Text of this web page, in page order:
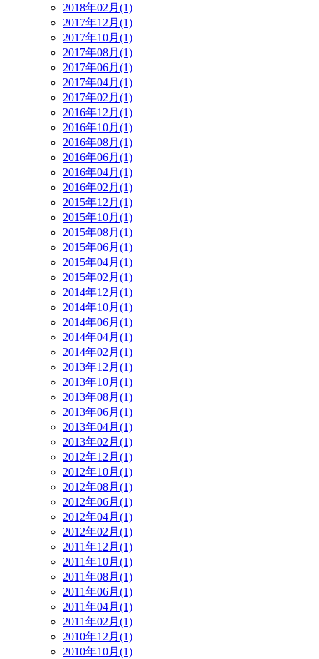
2018年02月(1)
2017年12月(1)
2017年10月(1)
2017年08月(1)
2017年06月(1)
2017年04月(1)
2017年02月(1)
2016年12月(1)
2016年10月(1)
2016年08月(1)
2016年06月(1)
2016年04月(1)
2016年02月(1)
2015年12月(1)
2015年10月(1)
2015年08月(1)
2015年06月(1)
2015年04月(1)
2015年02月(1)
2014年12月(1)
2014年10月(1)
2014年06月(1)
2014年04月(1)
2014年02月(1)
2013年12月(1)
2013年10月(1)
2013年08月(1)
2013年06月(1)
2013年04月(1)
2013年02月(1)
2012年12月(1)
2012年10月(1)
2012年08月(1)
2012年06月(1)
2012年04月(1)
2012年02月(1)
2011年12月(1)
2011年10月(1)
2011年08月(1)
2011年06月(1)
2011年04月(1)
2011年02月(1)
2010年12月(1)
2010年10月(1)